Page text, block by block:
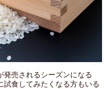
発売されるシーズンになる
試食してみたくなる方もいる